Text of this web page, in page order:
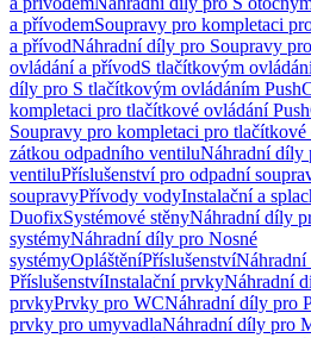
a přívodemSoupravy pro kompletaci
a přívodNáhradní díly pro Soupravy
ovládání a přívodS tlačítkovým
díly pro S tlačítkovým ovládáním
kompletaci pro tlačítkové ovládání
Soupravy pro kompletaci pro
zátkou odpadního ventiluNáhradní díly
ventiluPříslušenství pro odpadní
soupravyPřívody vodyInstalační a
DuofixSystémové stěnyNáhradní díly
systémyNáhradní díly pro Nosné
systémyOpláštěníPříslušenství
PříslušenstvíInstalační prvkyNáhradní
prvkyPrvky pro WCNáhradní díly pro
prvky pro umyvadlaNáhradní díly pro